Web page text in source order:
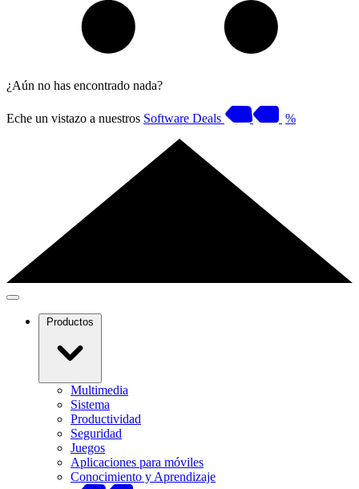
¿Aún no has encontrado nada?
Eche un vistazo a nuestros Software Deals %
Productos
Multimedia
Sistema
Productividad
Seguridad
Juegos
Aplicaciones para móviles
Conocimiento y Aprendizaje